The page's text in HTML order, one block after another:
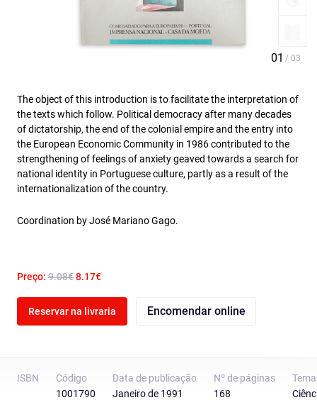
The object of this introduction is to facilitate the interpretation of
the texts which follow. Political democracy after many decades
of dictatorship, the end of the colonial empire and the entry into
the European Economic Community in 1986 contributed to the
strengthening of feelings of anxiety geaved towards a search for
national identity in Portuguese culture, partly as a result of the
internationalization of the country.
Coordination by José Mariano Gago.
Preço: 9.08€8.17€
Reservar na livraria Encomendar online
ISBN
Código
1001790
Data de publicação
Janeiro de 1991
Nº de páginas
168
Tema